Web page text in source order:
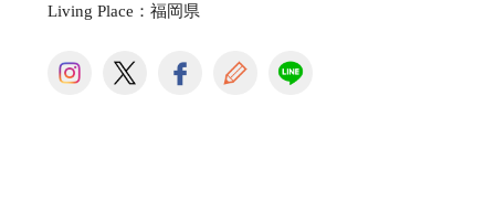
Living Place：福岡県